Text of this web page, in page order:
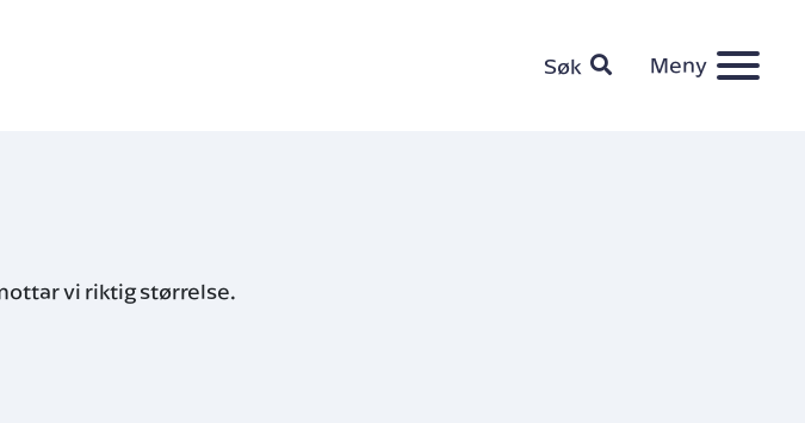
Søk Meny
vi riktig størrelse.